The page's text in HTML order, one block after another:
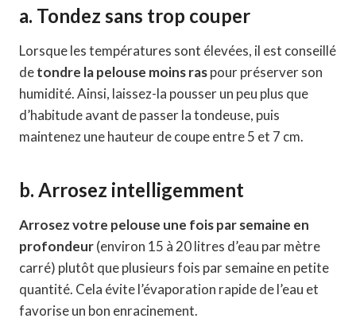
a. Tondez sans trop couper
Lorsque les températures sont élevées, il est conseillé
detondre la pelouse moins raspour préserver son
humidité. Ainsi, laissez-la pousser un peu plus que
d’habitude avant de passer la tondeuse, puis
maintenez une hauteur de coupe entre 5 et 7 cm.
b. Arrosez intelligemment
Arrosez votre pelouse une fois par semaine en
profondeur(environ 15 à 20 litres d’eau par mètre
carré) plutôt que plusieurs fois par semaine en petite
quantité. Cela évite l’évaporation rapide de l’eau et
favorise un bon enracinement.